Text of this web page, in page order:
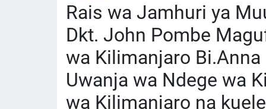
Rais wa Jamhuri ya
Dkt. John Pombe
wa Kilimanjaro
Uwanja wa Ndege wa
wa Kilimanjaro na